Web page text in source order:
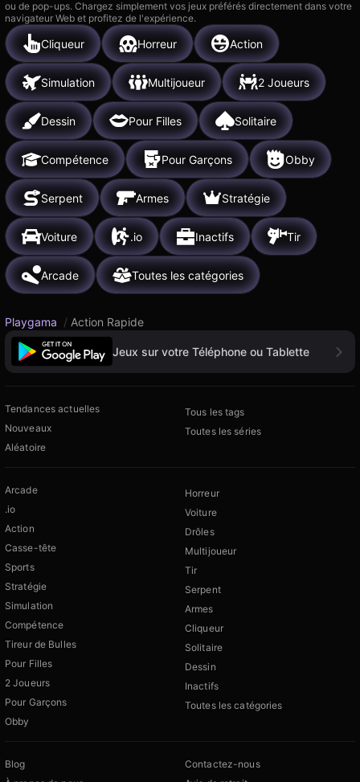
ou de pop-ups. Chargez simplement vos jeux préférés directement dans votre
navigateur Web et profitez de l'expérience.
Cliqueur Horreur Action
Simulation Multijoueur 2 Joueurs
Dessin Pour Filles Solitaire
Compétence Pour Garçons Obby
Serpent Armes Stratégie
Voiture .io Inactifs Tir
Arcade Toutes les catégories
Playgama / Action Rapide
Jeux sur votre Téléphone ou Tablette
Tendances actuelles
Nouveaux
Aléatoire
Tous les tags
Toutes les séries
Arcade
.io
Action
Casse-tête
Sports
Stratégie
Simulation
Compétence
Tireur de Bulles
Pour Filles
2 Joueurs
Pour Garçons
Obby
Horreur
Voiture
Drôles
Multijoueur
Tir
Serpent
Armes
Cliqueur
Solitaire
Dessin
Inactifs
Toutes les catégories
Blog
Contactez-nous